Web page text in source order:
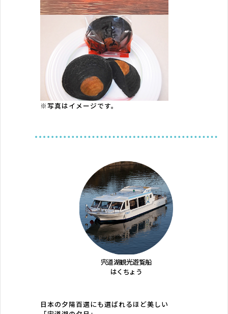
※写真はイメージです。
宍道湖観光遊覧船
はくちょう
日本の夕陽百選にも選ばれるほど美しい